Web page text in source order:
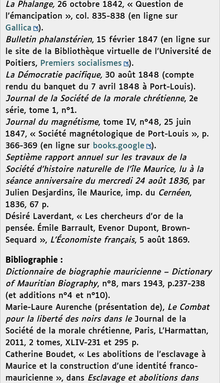
La Phalange, 26 octobre 1842, « Question de
l’émancipation », col. 835-838 (en ligne sur
Gallica
).
Bulletin phalanstérien, 15 février 1847 (en ligne sur
le site de la Bibliothèque virtuelle de l’Université de
Poitiers, Premiers socialismes
).
La Démocratie pacifique, 30 août 1848 (compte
rendu du banquet du 7 avril 1848 à Port-Louis).
Journal de la Société de la morale chrétienne, 2e
série, tome 1, n°1.
Journal du magnétisme, tome IV, n°48, 25 juin
1847, « Société magnétologique de Port-Louis », p.
366-369 (en ligne sur books.google
).
Septième rapport annuel sur les travaux de la
Société d’histoire naturelle de l’île Maurice, lu à la
séance anniversaire du mercredi 24 août 1836, par
Julien Desjardins, île Maurice, imp. du Cernéen,
1836, 67 p.
Désiré Laverdant, « Les chercheurs d’or de la
pensée. Émile Barrault, Evenor Dupont, Brown-
Sequard », L’Économiste français, 5 août 1869.
Bibliographie :
Dictionnaire de biographie mauricienne – Dictionary
of Mauritian Biography, n°8, mars 1943, p.237-238
(et additions n°4 et n°10).
Marie-Laure Aurenche (présentation de), Le Combat
pour la liberté des noirs dans le Journal de la
Société de la morale chrétienne, Paris, L’Harmattan,
2011, 2 tomes, XLIV-231 et 295 p.
Catherine Boudet, « Les abolitions de l’esclavage à
Maurice et la construction d’une identité franco-
mauricienne », dans Esclavage et abolitions dans